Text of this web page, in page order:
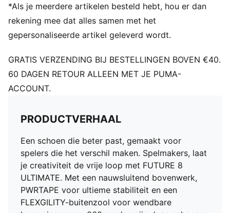
ultieme lockdown en stabiliteit De nieuwe driehoekige
vorm verbetert de rekbaarheid en het
aanpassingsvermogen
DETAILS
Pro verbetert de balcontrole en het balgevoel
Fuzionpods op het bovenwerk beschermen de voet
zonder de bewegingsvrijheid te beperken
lockdown voor de middenvoet zorgen voor een
FLEXGILITY-buitenzool is ontworpen voor snelle
pivots en behendige 360-gradenbewegingen die
nodig zijn om de oppositie te slim af te zijn
Lichte, verwijderbare inlegzool met NanoGrip-
technologie
Speel met of zonder veters
*Als je meerdere artikelen besteld hebt, hou er dan
rekening mee dat alles samen met het
gepersonaliseerde artikel geleverd wordt.
GRATIS VERZENDING BIJ BESTELLINGEN BOVEN €40.
60 DAGEN RETOUR ALLEEN MET JE PUMA-
ACCOUNT.
PRODUCTVERHAAL
Een schoen die beter past, gemaakt voor
spelers die het verschil maken. Spelmakers, laat
je creativiteit de vrije loop met FUTURE 8
ULTIMATE. Met een nauwsluitend bovenwerk,
PWRTAPE voor ultieme stabiliteit en een
FLEXGILITY-buitenzool voor wendbare